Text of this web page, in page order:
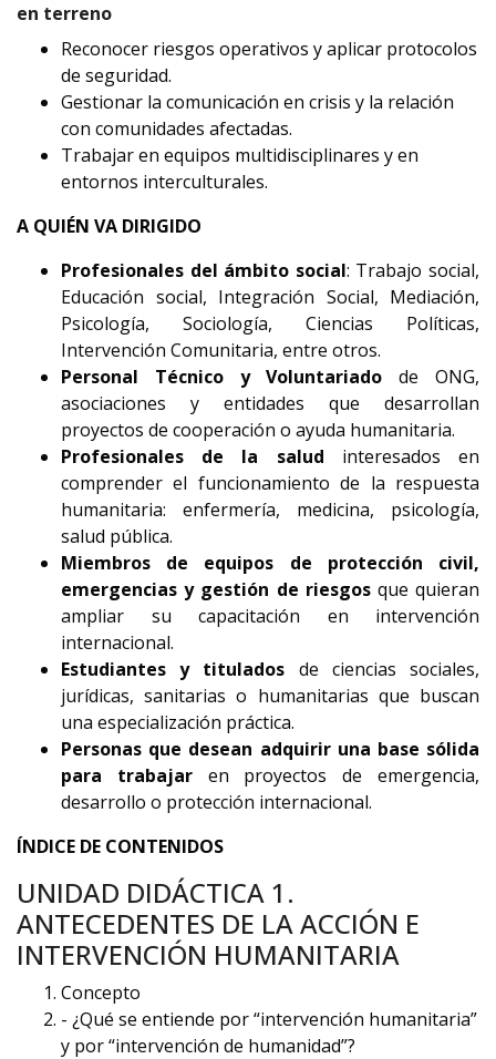
en terreno
Reconocer riesgos operativos y aplicar protocolos
de seguridad.
Gestionar la comunicación en crisis y la relación
con comunidades afectadas.
Trabajar en equipos multidisciplinares y en
entornos interculturales.
A QUIÉN VA DIRIGIDO
Profesionales del ámbito social: Trabajo social,
Educación social, Integración Social, Mediación,
Psicología, Sociología, Ciencias Políticas,
Intervención Comunitaria, entre otros.
Personal Técnico y Voluntariado de ONG,
asociaciones y entidades que desarrollan
proyectos de cooperación o ayuda humanitaria.
Profesionales de la salud interesados en
comprender el funcionamiento de la respuesta
humanitaria: enfermería, medicina, psicología,
salud pública.
Miembros de equipos de protección civil,
emergencias y gestión de riesgosque quieran
ampliar su capacitación en intervención
internacional.
Estudiantes y titulados de ciencias sociales,
jurídicas, sanitarias o humanitarias que buscan
una especialización práctica.
Personas que desean adquirir una base sólida
para trabajaren proyectos de emergencia,
desarrollo o protección internacional.
ÍNDICE DE CONTENIDOS
UNIDAD DIDÁCTICA 1.
ANTECEDENTES DE LA ACCIÓN E
INTERVENCIÓN HUMANITARIA
Concepto
- ¿Qué se entiende por “intervención humanitaria”
y por “intervención de humanidad”?